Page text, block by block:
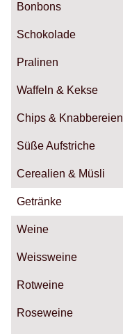
Bonbons
Schokolade
Pralinen
Waffeln & Kekse
Chips & Knabbereien
Süße Aufstriche
Cerealien & Müsli
Getränke
Weine
Weissweine
Rotweine
Roseweine